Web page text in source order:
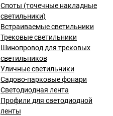
Споты (точечные накладные
светильники)
Встраиваемые светильники
Трековые светильники
Шинопровод для трековых
светильников
Уличные светильники
Садово-парковые фонари
Светодиодная лента
Профили для светодиодной
ленты